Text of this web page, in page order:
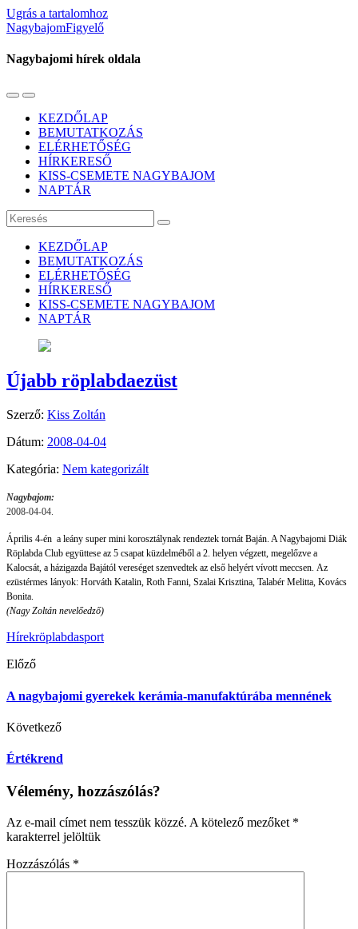
Ugrás a tartalomhoz
NagybajomFigyelő
Nagybajomi hírek oldala
Váltás
mobil
menüre
Használja
keresés
mezőt
KEZDŐLAP
BEMUTATKOZÁS
ELÉRHETŐSÉG
HÍRKERESŐ
KISS-CSEMETE NAGYBAJOM
NAPTÁR
Keresés
KEZDŐLAP
BEMUTATKOZÁS
ELÉRHETŐSÉG
HÍRKERESŐ
KISS-CSEMETE NAGYBAJOM
NAPTÁR
Újabb röplabdaezüst
Szerző: Kiss Zoltán
Dátum: 2008-04-04
Kategória: Nem kategorizált
Nagybajom:
2008-04-04.
Április 4-én a leány super mini korosztálynak rendeztek tornát Baján. A Nagybajomi Diák
Röplabda Club együttese az 5 csapat küzdelméből a 2. helyen végzett, megelőzve a
Kalocsát, a házigazda Bajától vereséget szenvedtek az első helyért vívott meccsen. Az
ezüstérmes lányok: Horváth Katalin, Roth Fanni, Szalai Krisztina, Talabér Melitta, Kovács
Bonita.
(Nagy Zoltán nevelőedző)
Hírekröplabdasport
Előző
A nagybajomi gyerekek kerámia-manufaktúrába mennének
Következő
Értékrend
Vélemény, hozzászólás?
Az e-mail címet nem tesszük közzé. A kötelező mezőket *
karakterrel jelöltük
Hozzászólás *